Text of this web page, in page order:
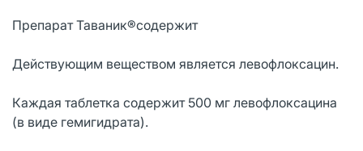
Препарат Таваник®содержит
Действующим веществом является левофлоксацин.
Каждая таблетка содержит 500 мг левофлоксацина
(в виде гемигидрата).